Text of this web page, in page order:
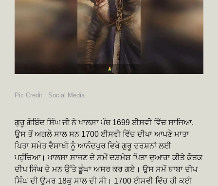
Pic Credit : Social Media
ਗੁਰੂ ਗੋਬਿੰਦ ਸਿੰਘ ਜੀ ਨੇ ਖਾਲਸਾ ਪੰਥ 1699 ਈਸਵੀ ਵਿੱਚ ਸਾਜਿਆ,
ਉਸ ਤੋਂ ਅਗਲੇ ਸਾਲ ਸਨ 1700 ਈਸਵੀ ਵਿੱਚ ਦੀਪਾ ਆਪਣੇ ਮਾਤਾ
ਪਿਤਾ ਸਮੇਤ ਵੈਸਾਖੀ ਨੂੰ ਆਨੰਦਪੁਰ ਵਿਖੇ ਗੁਰੂ ਦਰਸ਼ਨਾਂ ਲਈ
ਪਹੁੰਚਿਆ। ਖਾਲਸਾ ਸਾਜਣ ਦੇ ਸਮੇਂ ਦਸ਼ਮੇਸ਼ ਪਿਤਾ ਦੁਆਰਾ ਕੀਤੇ ਕੌਤਕ
ਦੀਪ ਸਿੰਘ ਦੇ ਮਨ ਉੱਤੇ ਡੂੰਘਾ ਅਸਰ ਕਰ ਗਏ। ਉਸ ਸਮੇਂ ਬਾਬਾ ਦੀਪ
ਸਿੰਘ ਦੀ ਉਮਰ 18ਕੁ ਸਾਲ ਦੀ ਸੀ। 1700 ਈਸਵੀ ਵਿੱਚ ਹੀ ਕਈ